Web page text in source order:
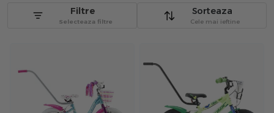
Sorteaza
Cele mai ieftine
Filtre
Selecteaza filtre